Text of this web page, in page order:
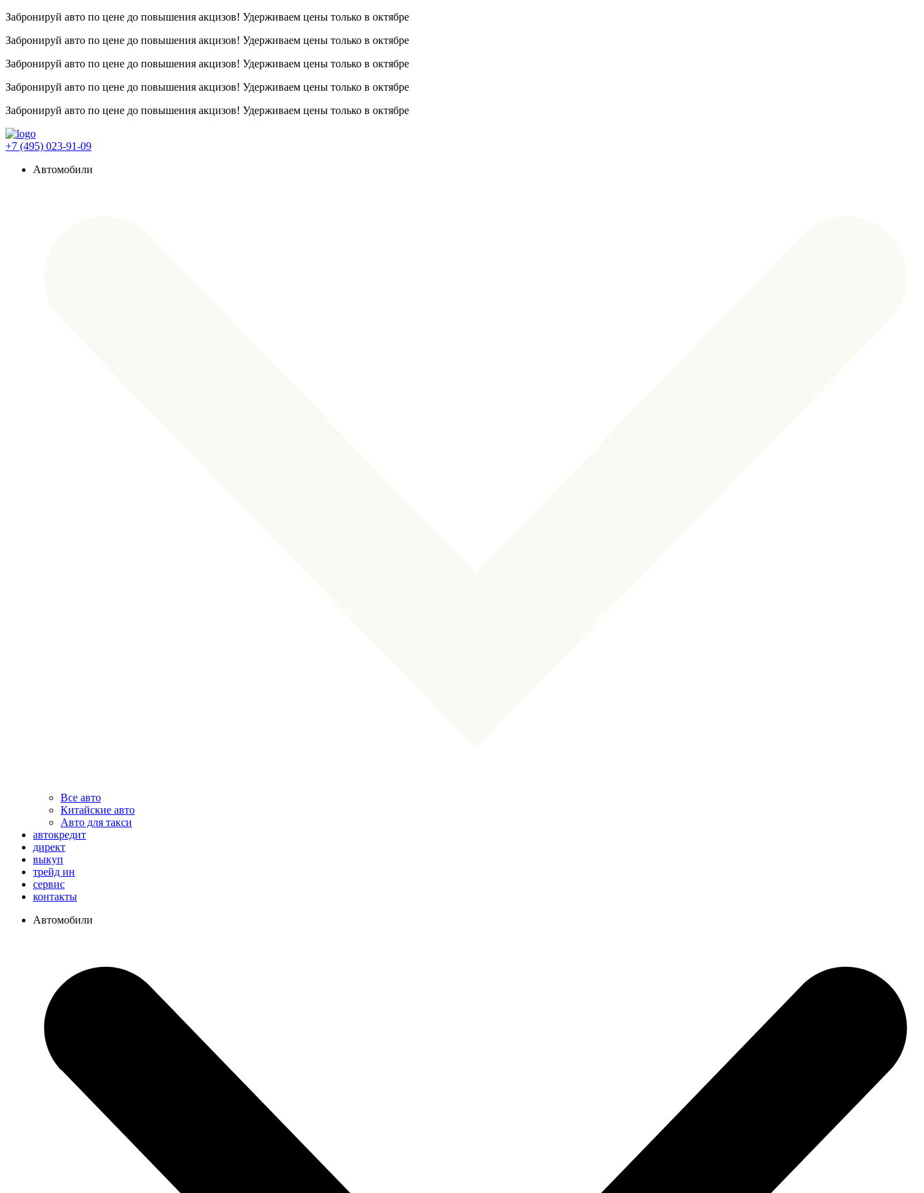
Забронируй авто по цене до повышения акцизов! Удерживаем цены только в октябре
Забронируй авто по цене до повышения акцизов! Удерживаем цены только в октябре
Забронируй авто по цене до повышения акцизов! Удерживаем цены только в октябре
Забронируй авто по цене до повышения акцизов! Удерживаем цены только в октябре
Забронируй авто по цене до повышения акцизов! Удерживаем цены только в октябре
+7 (495) 023-91-09
Автомобили
Все авто
Китайские авто
Авто для такси
автокредит
директ
выкуп
трейд ин
сервис
контакты
Автомобили